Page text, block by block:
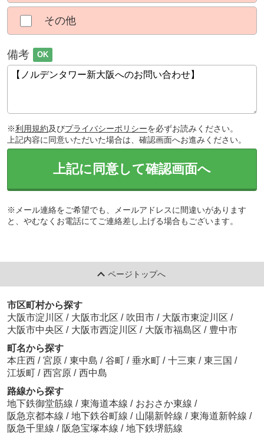
その他
備考 OK
※利用規約及びプライバシーポリシーを必ずお読みください。
上記内容に同意いただいた場合は、確認画面へお進みください。
上記に同意して確認画面へ
※メール連絡をご希望でも、メールアドレスに間違いがあります
と、やむなくお電話にてご連絡差し上げる場合もございます。
ページトップへ
市区町村から探す
大阪市淀川区 / 大阪市北区 / 吹田市 / 大阪市東淀川区 /
大阪市中央区 / 大阪市西淀川区 / 大阪市福島区 / 豊中市
町名から探す
本庄西 / 宮原 / 東中島 / 谷町 / 垂水町 / 十三東 / 東三国 /
江坂町 / 西宮原 / 西中島
路線から探す
地下鉄御堂筋線 / 東海道本線 / おおさか東線 /
阪急京都本線 / 地下鉄谷町線 / 山陽新幹線 / 東海道新幹線 /
阪急千里線 / 阪急宝塚本線 / 地下鉄堺筋線